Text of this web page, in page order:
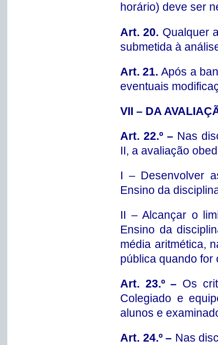
horário) deve ser
Art. 20. Qualquer
submetida à
Art. 21.Após a
eventuais
VII – DA
Art. 22.º – Nas
II, a avaliação
I – Desenvolver
Ensino da
II – Alcançar o
Ensino da
média aritmética,
pública quando for
Art. 23.º – Os
Colegiado e
alunos e
Art. 24.º – Nas